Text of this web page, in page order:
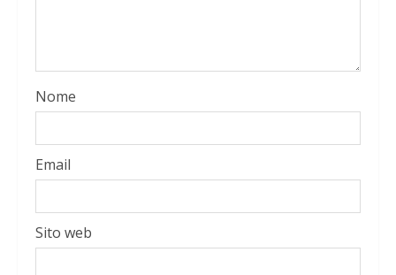
Nome
Email
Sito web